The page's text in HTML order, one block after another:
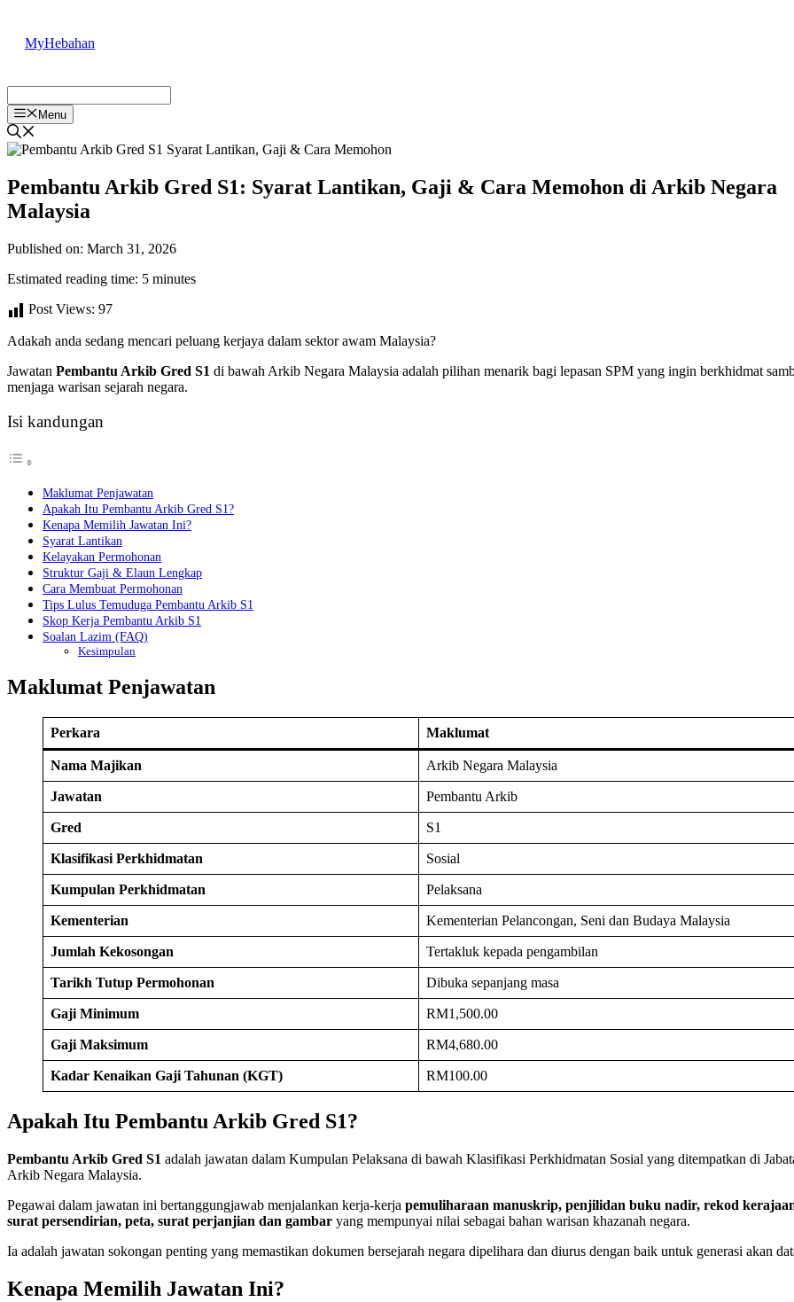
content
MyHebahan
Menu
Pembantu Arkib Gred S1: Syarat Lantikan, Gaji & Cara Memohon di Arkib Negara
Malaysia
Published on: March 31, 2026
Estimated reading time: 5 minutes
Post Views: 97
Adakah anda sedang mencari peluang kerjaya dalam sektor awam Malaysia?
Jawatan Pembantu Arkib Gred S1 di bawah Arkib Negara Malaysia adalah pilihan menarik bagi lepasan SPM yang ingin berkhidmat
menjaga warisan sejarah negara.
Isi kandungan
Maklumat Penjawatan
Apakah Itu Pembantu Arkib Gred S1?
Kenapa Memilih Jawatan Ini?
Syarat Lantikan
Kelayakan Permohonan
Struktur Gaji & Elaun Lengkap
Cara Membuat Permohonan
Tips Lulus Temuduga Pembantu Arkib S1
Skop Kerja Pembantu Arkib S1
Soalan Lazim (FAQ)
Kesimpulan
Maklumat Penjawatan
Perkara Maklumat
Nama Majikan Arkib Negara Malaysia
Jawatan Pembantu Arkib
Gred S1
Klasifikasi Perkhidmatan Sosial
Kumpulan Perkhidmatan Pelaksana
Kementerian Kementerian Pelancongan, Seni dan Budaya Malaysia
Jumlah Kekosongan Tertakluk kepada pengambilan
Tarikh Tutup Permohonan Dibuka sepanjang masa
Gaji Minimum RM1,500.00
Gaji Maksimum RM4,680.00
Kadar Kenaikan Gaji Tahunan (KGT) RM100.00
Apakah Itu Pembantu Arkib Gred S1?
Pembantu Arkib Gred S1 adalah jawatan dalam Kumpulan Pelaksana di bawah Klasifikasi Perkhidmatan Sosial yang ditempatkan di
Arkib Negara Malaysia.
Pegawai dalam jawatan ini bertanggungjawab menjalankan kerja-kerja pemuliharaan manuskrip, penjilidan buku nadir, rekod
surat persendirian, peta, surat perjanjian dan gambar yang mempunyai nilai sebagai bahan warisan khazanah negara.
Ia adalah jawatan sokongan penting yang memastikan dokumen bersejarah negara dipelihara dan diurus dengan baik untuk generasi akan
Kenapa Memilih Jawatan Ini?